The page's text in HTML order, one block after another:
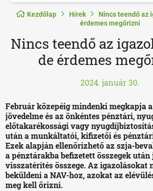
Kezdőlap Hírek
Nincs teendő az
érdemes megőrizni
Nincs teendő az
de érdemes
2024. január 30.
Február közepéig mindenki megkapja
jövedelme és az önkéntes pénztári,
előtakarékossági vagy
után a munkáltatói, kifizetői és
Ezek alapján ellenőrizhető az szja-
a pénztárakba befizetett összegek után
visszatérítés összege. Az igazolásokat
beküldeni a NAV-hoz, azokat az
meg kell őrizni.